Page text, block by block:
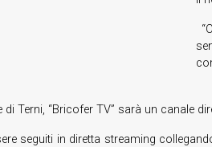
Terni, “Bricofer TV” sarà un canale
seguiti in diretta streaming